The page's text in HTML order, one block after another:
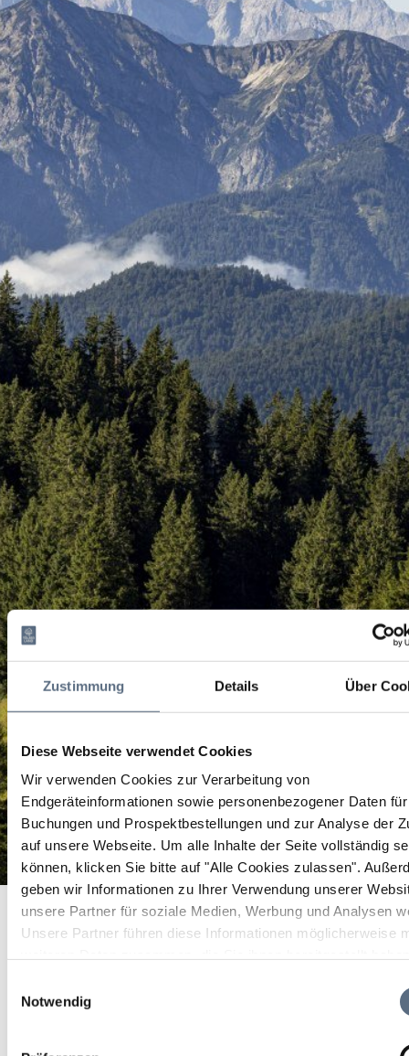
Zustimmung Details Über
Diese Webseite verwendet Cookies
Wir verwenden Cookies zur Verarbeitung von
Endgeräteinformationen sowie personenbezogener Daten
Buchungen und Prospektbestellungen und zur Analyse der
auf unsere Webseite. Um alle Inhalte der Seite vollständig
können, klicken Sie bitte auf "Alle Cookies zulassen".
geben wir Informationen zu Ihrer Verwendung unserer
unsere Partner für soziale Medien, Werbung und Analysen
Unsere Partner führen diese Informationen möglicherweise
Notwendig
Bergmesse an der Bauernalm
Bergmesse an der Bauernalm
Bergmesse an der